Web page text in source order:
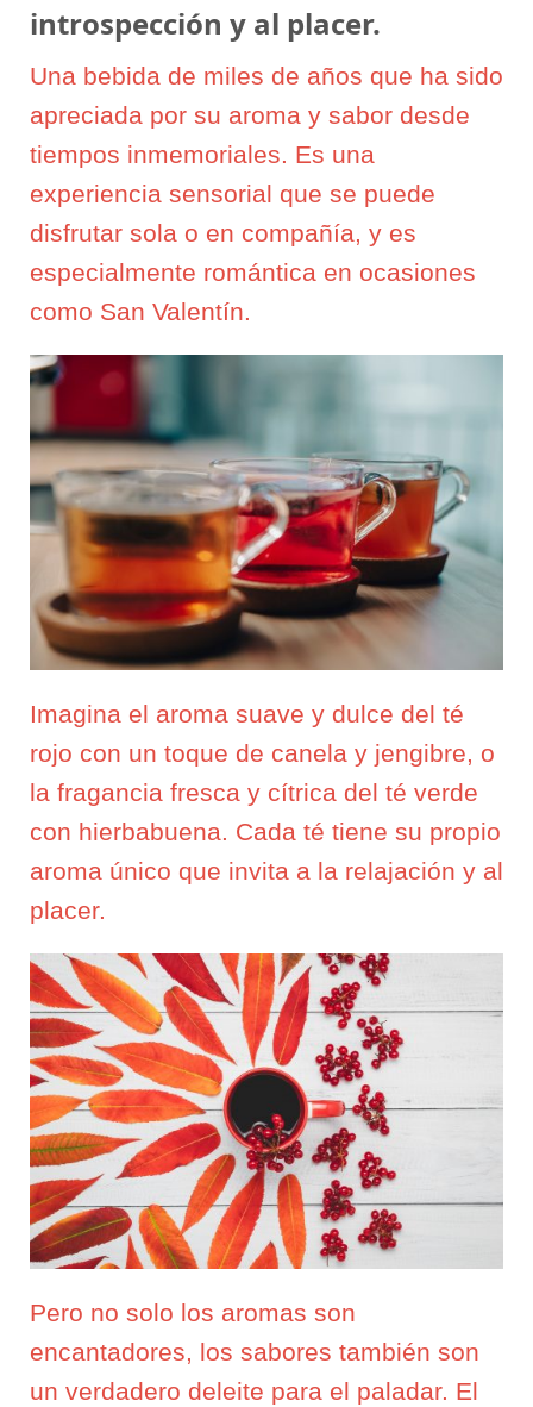
introspección y al placer.
Una bebida de miles de años que ha sido
apreciada por su aroma y sabor desde
tiempos inmemoriales. Es una
experiencia sensorial que se puede
disfrutar sola o en compañía, y es
especialmente romántica en ocasiones
como San Valentín.
Imagina el aroma suave y dulce del té
rojo con un toque de canela y jengibre, o
la fragancia fresca y cítrica del té verde
con hierbabuena. Cada té tiene su propio
aroma único que invita a la relajación y al
placer.
Pero no solo los aromas son
encantadores, los sabores también son
un verdadero deleite para el paladar. El